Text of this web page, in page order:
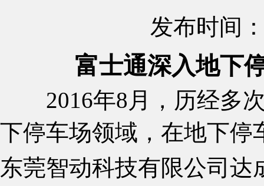
发布时间
富士通深入地下
2016年8月，历经多
下停车场领域，在地下停
东莞智动科技有限公司